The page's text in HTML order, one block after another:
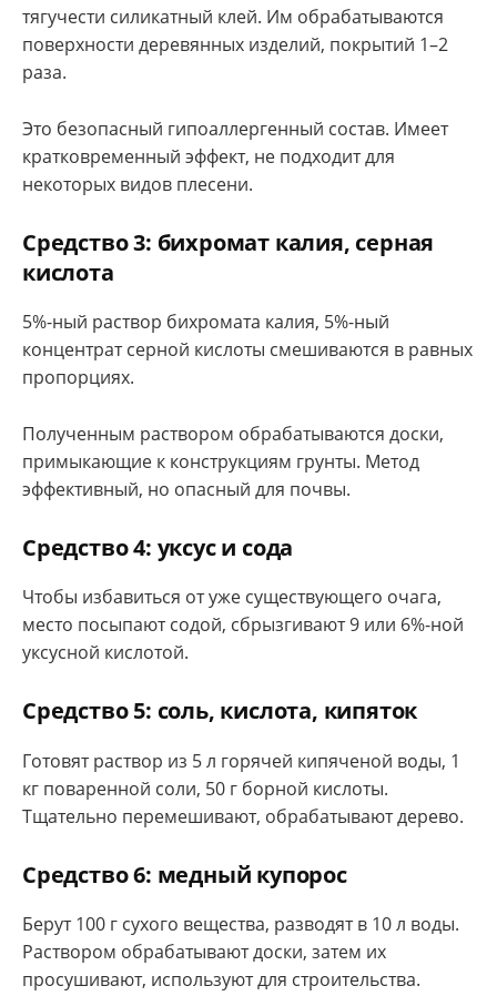
тягучести силикатный клей. Им обрабатываются
поверхности деревянных изделий, покрытий 1–2
раза.
Это безопасный гипоаллергенный состав. Имеет
кратковременный эффект, не подходит для
некоторых видов плесени.
Средство 3: бихромат калия, серная
кислота
5%-ный раствор бихромата калия, 5%-ный
концентрат серной кислоты смешиваются в равных
пропорциях.
Полученным раствором обрабатываются доски,
примыкающие к конструкциям грунты. Метод
эффективный, но опасный для почвы.
Средство 4: уксус и сода
Чтобы избавиться от уже существующего очага,
место посыпают содой, сбрызгивают 9 или 6%-ной
уксусной кислотой.
Средство 5: соль, кислота, кипяток
Готовят раствор из 5 л горячей кипяченой воды, 1
кг поваренной соли, 50 г борной кислоты.
Тщательно перемешивают, обрабатывают дерево.
Средство 6: медный купорос
Берут 100 г сухого вещества, разводят в 10 л воды.
Раствором обрабатывают доски, затем их
просушивают, используют для строительства.